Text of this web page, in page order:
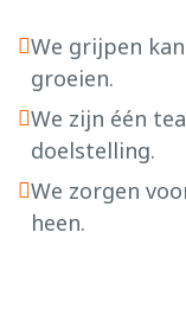
We grijpen
groeien.
We zijn één
doelstelling.
We zorgen
heen.